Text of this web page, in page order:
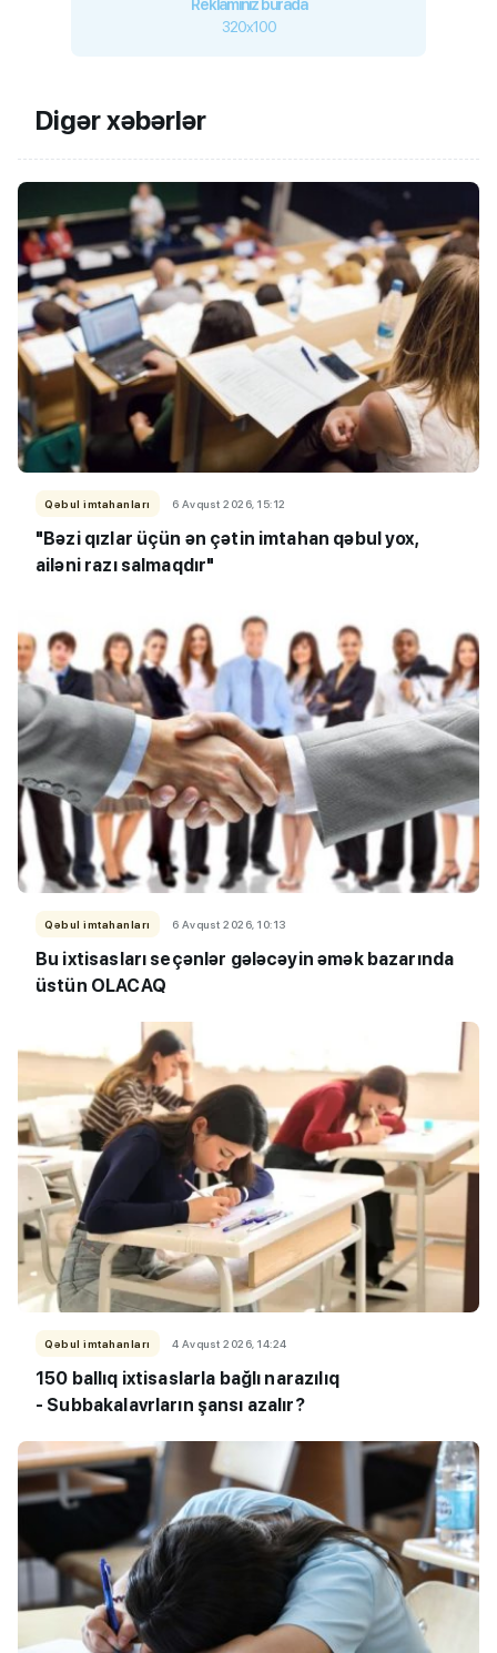
Reklamınız burada
320x100
Digər xəbərlər
Qəbul imtahanları 6 Avqust 2026, 15:12
"Bəzi qızlar üçün ən çətin imtahan qəbul yox,
ailəni razı salmaqdır"
Qəbul imtahanları 6 Avqust 2026, 10:13
Bu ixtisasları seçənlər gələcəyin əmək bazarında
üstün OLACAQ
Qəbul imtahanları 4 Avqust 2026, 14:24
150 ballıq ixtisaslarla bağlı narazılıq
- Subbakalavrların şansı azalır?